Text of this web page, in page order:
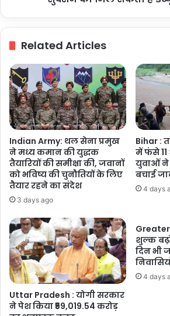
अभियान
साई
सुदर्शन
को
मिल
सकता
डेब्यू
का
मौका
Related Articles
Indian Army: थल सेना प्रमुख
ने मध्य कमान की युद्धक
तैयारियों की समीक्षा की, जवानों
को भविष्य की चुनौतियों के लिए
तैयार रहने का संदेश
3 days ago
Bihar :
में फंसे 11
युवाओं ने
बचाई
4 days
Uttar Pradesh : योगी सरकार
ने पेश किया ₹59,019.54 करोड़
शुल्क
दिन भी
4 days